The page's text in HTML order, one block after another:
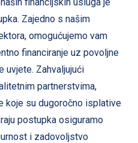
Zajedno s našim
omogućujemo vam
financiranje uz povoljne
uvjete. Zahvaljujući
partnerstvima,
koje su dugoročno isplative
postupka osiguramo
i zadovoljstvo